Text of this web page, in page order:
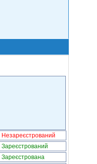
Незареєстрований
Зареєстрований
Зареєстрована